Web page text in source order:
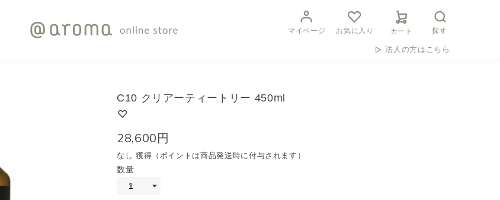
マイページ お気に入り カート 探す
法人の方はこちら
C10 クリアーティートリー 450ml
28,600円
なし 獲得（ポイントは商品発送時に付与されます）
数量